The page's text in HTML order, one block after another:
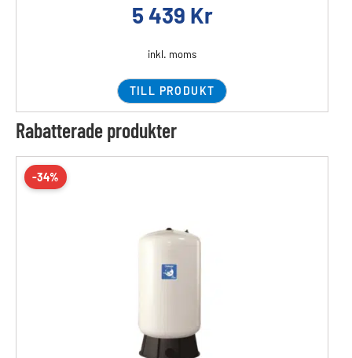
5 439 Kr
inkl. moms
TILL PRODUKT
Rabatterade produkter
-34%